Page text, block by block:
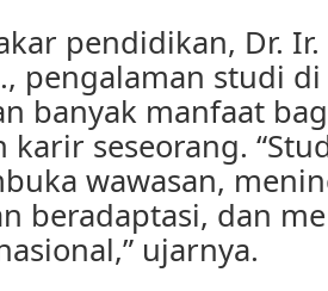
pendidikan, Dr. Ir.
pengalaman studi
banyak manfaat
karir seseorang.
wawasan,
beradaptasi, dan
ujarnya.